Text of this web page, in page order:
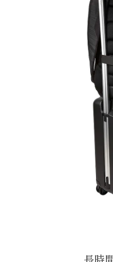
長時